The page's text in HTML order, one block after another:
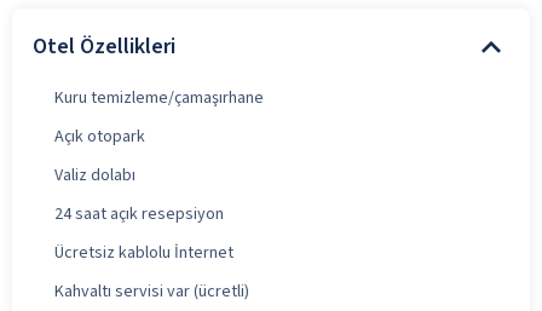
Otel Özellikleri
Kuru temizleme/çamaşırhane
Açık otopark
Valiz dolabı
24 saat açık resepsiyon
Ücretsiz kablolu İnternet
Kahvaltı servisi var (ücretli)